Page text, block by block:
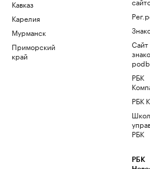
Кавказ
Карелия
Мурманск
Приморский
край
Сайт
РБК
РБК
РБК
РБК